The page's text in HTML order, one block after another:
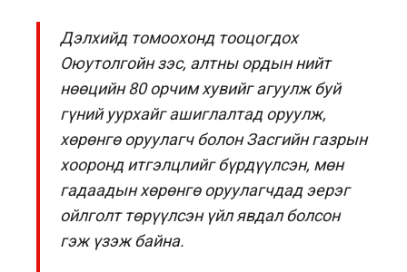
Дэлхийд томоохонд тооцогдох
Оюутолгойн зэс, алтны ордын нийт
нөөцийн 80 орчим хувийг агуулж буй
гүний уурхайг ашиглалтад оруулж,
хөрөнгө оруулагч болон Засгийн газрын
хооронд итгэлцлийг бүрдүүлсэн, мөн
гадаадын хөрөнгө оруулагчдад эерэг
ойлголт төрүүлсэн үйл явдал болсон
гэж үзэж байна.